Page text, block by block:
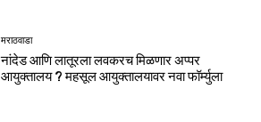
मराठवाडा
नांदेड आणि लातूरला लवकरच मिळणार अप्पर
आयुक्तालय ? महसूल आयुक्तालयावर नवा फॉर्म्युला